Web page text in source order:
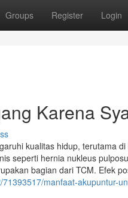
Groups Register Login
Karena
kualitas hidup, terutama
seperti hernia nukleus
bagian dari TCM. Efek
manfaat-akupuntur-